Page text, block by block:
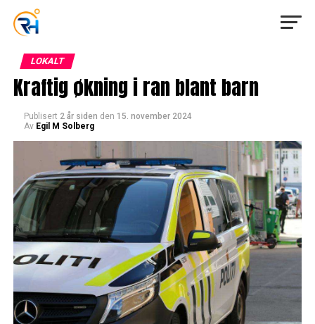
LOKALT
Kraftig økning i ran blant barn
Publisert 2 år siden den 15. november 2024
Av Egil M Solberg